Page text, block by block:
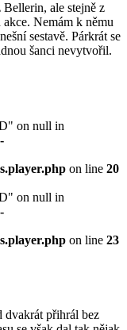
ale stejně z
akce. Nemám k němu
sestavě. Párkrát se
šanci nevytvořil.
on null in
on line 20
on null in
on line 23
dvakrát přihrál bez